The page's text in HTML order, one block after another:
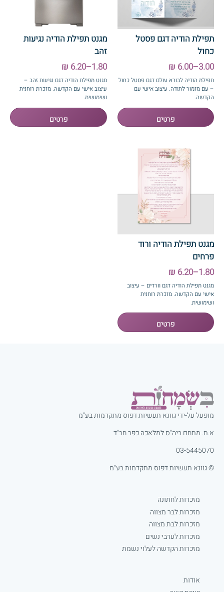
תפילת הודיה דגם פסטל
כחול
3.00–6.00 ₪
תפילת הודיה לבורא עולם דגם פסטל כחול
– עם מזמור לתודה. עיצוב אישי עם
הקדשה.
מגנט תפילת הודיה נגיעות
זהב
1.80–6.20 ₪
מגנט תפילת הודיה דגם נגיעות זהב –
עיצוב אישי עם הקדשה. מזכרת רוחנית
ושימושית.
מגנט תפילת הודיה ורוד
פרחים
1.80–6.20 ₪
מגנט תפילת הודיה דגם וורדים – עיצוב
אישי עם הקדשה. מזכרת רוחנית
ושימושית.
מופעל על-ידי גוונא תעשיות דפוס מתקדמות בע"מ
א.ת. מתחם ביה"ס למלאכה כפר חב"ד
03-5445070
© גוונא תעשיות דפוס מתקדמות בע"מ
מזכרות לחתונה
מזכרות לבר מצווה
מזכרות לבת מצווה
מזכרות לערבי נשים
מזכרות הקדשה לעלוי נשמת
אודות